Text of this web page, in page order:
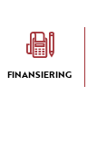
FINANSIERING